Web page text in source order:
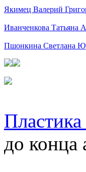
Якимец Валерий
Иванченкова Татьяна
Пшонкина Светлана
до конца